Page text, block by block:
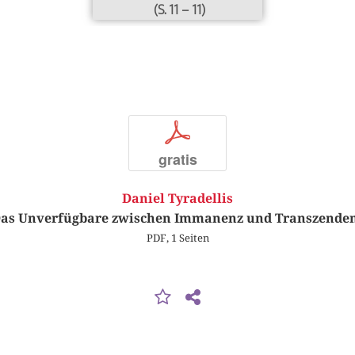
(S. 11 – 11)
p
gratis
Daniel Tyradellis
Unverfügbare zwischen Immanenz und
PDF, 1 Seiten